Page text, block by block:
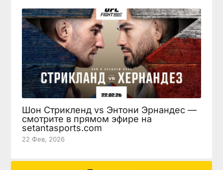
Шон Стрикленд vs Энтони Эрнандес —
смотрите в прямом эфире на
setantasports.com
22 Фев, 2026